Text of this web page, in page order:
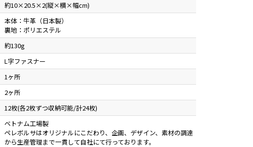
約10×20.5×2(縦×横×幅cm)
本体：牛革（日本製）
裏地：ポリエステル
約130g
L字ファスナー
1ヶ所
2ヶ所
12枚(各2枚ずつ収納可能/計24枚)
ベトナム工場製
ペレボルサはオリジナルにこだわり、企画、デザイン、素材の調達
から生産管理まで一貫して自社にて行っております。